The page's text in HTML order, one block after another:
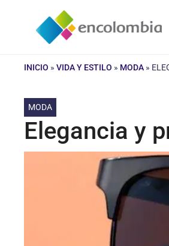
contenido
INICIO » VIDA Y ESTILO » MODA »
MODA
Elegancia y